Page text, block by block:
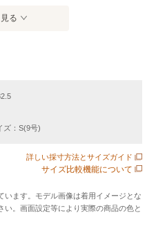
をご確認ください
の商品番号をお申し付けく
以上ご購入で送料無料）
る
ズ：S(9号)
詳しい採寸方法とサイズガイド
サイズ比較機能について
います。モデル画像は着用イメージとな
い。画面設定等により実際の商品の色と